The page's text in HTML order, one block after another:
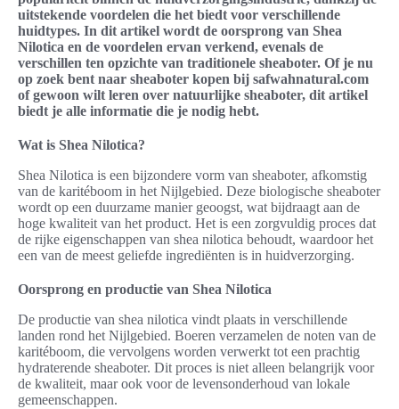
uitstekende voordelen die het biedt voor verschillende
huidtypes. In dit artikel wordt de oorsprong van Shea
Nilotica en de voordelen ervan verkend, evenals de
verschillen ten opzichte van traditionele sheaboter. Of je nu
op zoek bent naar sheaboter kopen bij safwahnatural.com
of gewoon wilt leren over natuurlijke sheaboter, dit artikel
biedt je alle informatie die je nodig hebt.
Wat is Shea Nilotica?
Shea Nilotica is een bijzondere vorm van sheaboter, afkomstig
van de karitéboom in het Nijlgebied. Deze biologische sheaboter
wordt op een duurzame manier geoogst, wat bijdraagt aan de
hoge kwaliteit van het product. Het is een zorgvuldig proces dat
de rijke eigenschappen van shea nilotica behoudt, waardoor het
een van de meest geliefde ingrediënten is in huidverzorging.
Oorsprong en productie van Shea Nilotica
De productie van shea nilotica vindt plaats in verschillende
landen rond het Nijlgebied. Boeren verzamelen de noten van de
karitéboom, die vervolgens worden verwerkt tot een prachtig
hydraterende sheaboter. Dit proces is niet alleen belangrijk voor
de kwaliteit, maar ook voor de levensonderhoud van lokale
gemeenschappen.